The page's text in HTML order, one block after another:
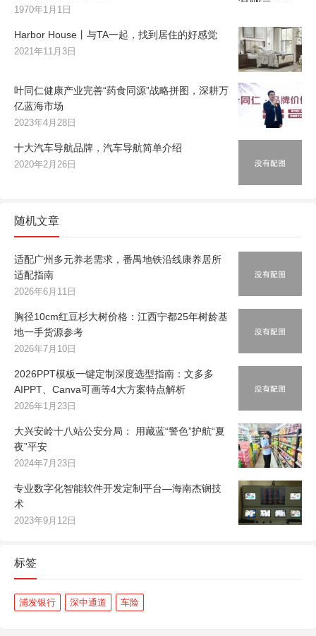
1970年1月1日
Harbor House丨与TA一起，找到居住的好感觉
2021年11月3日
叶同仁健康产业完善“药食同源”战略拼图，深耕万
亿蓝海市场
2023年4月28日
十大汽车导航品牌，汽车导航简单介绍
2020年2月26日
随机文章
适配广州多元养老需求，番禺地铁沿线康养居所
适配指南
2026年6月11日
胸径10cm红豆杉大树价格：江西宁都25年树龄基
地一手货源参考
2026年7月10日
2026PPT模板一键定制深度选型指南：文多多
AIPPT、Canva可画等4大方案特点解析
2026年1月23日
大兴安岭十八站公安分局： 用藏蓝“警色”护航“夏
夜”平安
2024年7月23日
专业数字化智能软件开发定制平台—海南杰锎技
术
2023年9月12日
标签
浦发银行 深中通道 车险